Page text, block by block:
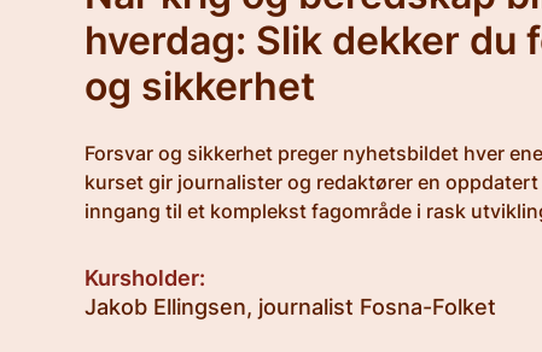
hverdag: Slik dekker du
og sikkerhet
Forsvar og sikkerhet preger nyhetsbildet hver
kurset gir journalister og redaktører en
inngang til et komplekst fagområde i rask
Kursholder:
Jakob Ellingsen, journalist Fosna-Folket